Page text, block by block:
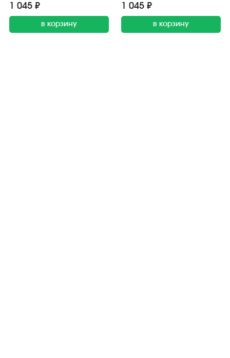
передняя часть
1 045 ₽
в корзину
(зелёное) передняя часть
1 045 ₽
в корзину